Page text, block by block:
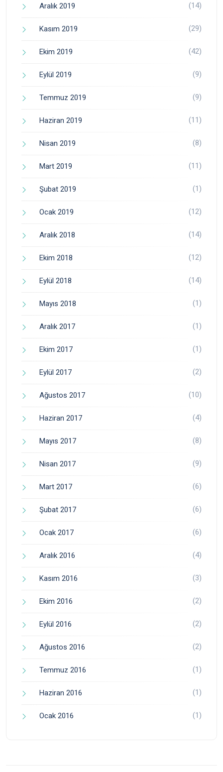
Aralık 2019 (14)
Kasım 2019 (29)
Ekim 2019 (42)
Eylül 2019 (9)
Temmuz 2019 (9)
Haziran 2019 (11)
Nisan 2019 (8)
Mart 2019 (11)
Şubat 2019 (1)
Ocak 2019 (12)
Aralık 2018 (14)
Ekim 2018 (12)
Eylül 2018 (14)
Mayıs 2018 (1)
Aralık 2017 (1)
Ekim 2017 (1)
Eylül 2017 (2)
Ağustos 2017 (10)
Haziran 2017 (4)
Mayıs 2017 (8)
Nisan 2017 (9)
Mart 2017 (6)
Şubat 2017 (6)
Ocak 2017 (6)
Aralık 2016 (4)
Kasım 2016 (3)
Ekim 2016 (2)
Eylül 2016 (2)
Ağustos 2016 (2)
Temmuz 2016 (1)
Haziran 2016 (1)
Ocak 2016 (1)